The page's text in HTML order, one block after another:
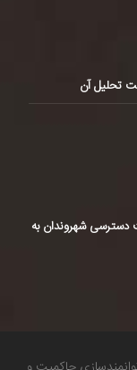
تحلیل آن
دسترسی شهروندان به